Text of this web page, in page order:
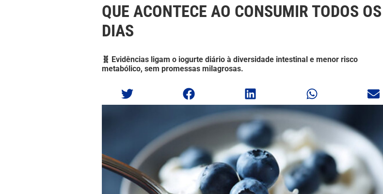
QUE ACONTECE AO CONSUMIR TODOS OS
DIAS
🧬 Evidências ligam o iogurte diário à diversidade intestinal e menor risco
metabólico, sem promessas milagrosas.